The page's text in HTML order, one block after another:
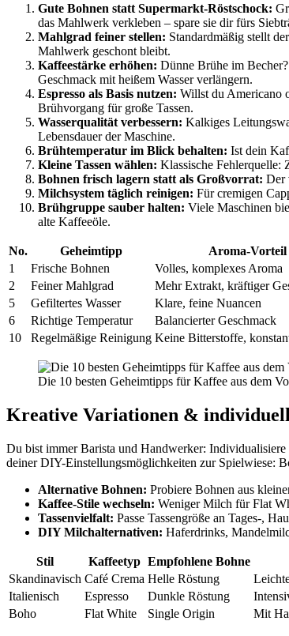
Gute Bohnen statt Supermarkt-Röstschock:
das Mahlwerk verkleben – spare sie dir fürs
Mahlgrad feiner stellen: Standardmäßig stellt
Mahlwerk geschont bleibt.
Kaffeestärke erhöhen: Dünne Brühe im
Geschmack mit heißem Wasser verlängern.
Espresso als Basis nutzen: Willst du Americano
Brühvorgang für große Tassen.
Wasserqualität verbessern: Kalkiges
Lebensdauer der Maschine.
Brühtemperatur im Blick behalten: Ist dein
Kleine Tassen wählen: Klassische Fehlerquelle:
Bohnen frisch lagern statt als Großvorrat: Der
Milchsystem täglich reinigen: Für cremigen
Brühgruppe sauber halten: Viele Maschinen
alte Kaffeeöle.
No. Geheimtipp
Aroma-Vorteil
1
Frische Bohnen
Volles, komplexes Aroma
2
Feiner Mahlgrad
Mehr Extrakt, kräftiger
5
Gefiltertes Wasser
Klare, feine Nuancen
6
Richtige Temperatur
Balancierter Geschmack
10
Regelmäßige Reinigung Keine Bitterstoffe,
Die 10 besten Geheimtipps für Kaffee aus dem
Kreative Variationen &
Du bist immer Barista und Handwerker:
deiner DIY-Einstellungsmöglichkeiten zur Spielwiese:
Alternative Bohnen: Probiere Bohnen aus
Kaffee-Stile wechseln: Weniger Milch für Flat
Tassenvielfalt: Passe Tassengröße an Tages-,
DIY Milchalternativen: Haferdrinks,
Stil Kaffeetyp Empfohlene Bohne
Skandinavisch Café Crema Helle Röstung
Italienisch
Espresso Dunkle Röstung
Boho
Flat White Single Origin Mit